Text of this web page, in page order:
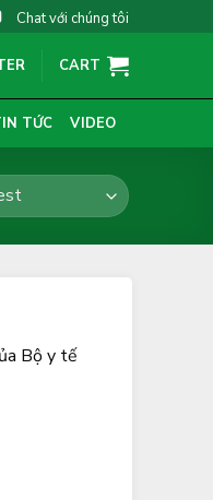
Chat với chúng tôi
CART
TỨC VIDEO
Bộ y tế